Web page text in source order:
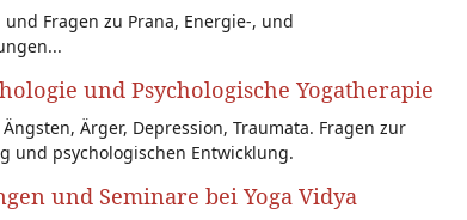
Fragen zu Prana, Energie-, und
und Psychologische Yogatherapie
Ärger, Depression, Traumata. Fragen zur
und psychologischen Entwicklung.
und Seminare bei Yoga Vidya